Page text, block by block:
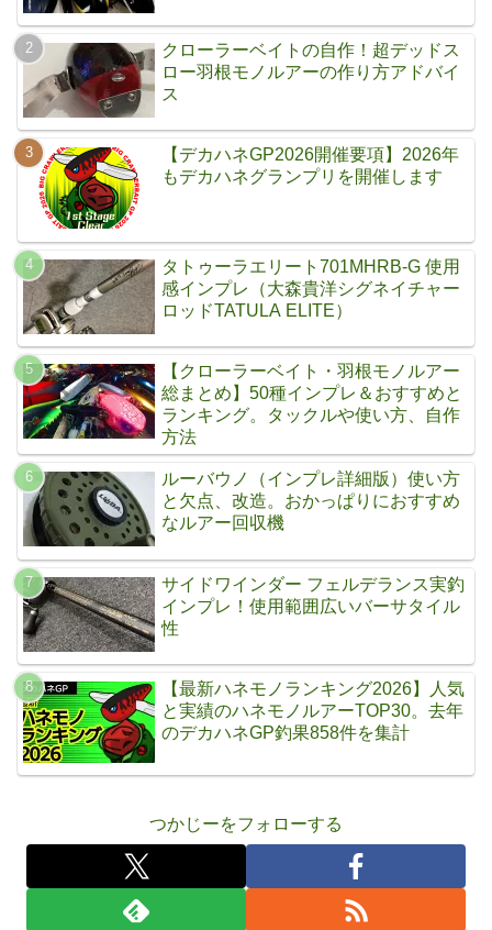
クローラーベイトの自作！超デッドス
ロー羽根モノルアーの作り方アドバイ
ス
【デカハネGP2026開催要項】2026年
もデカハネグランプリを開催します
タトゥーラエリート701MHRB-G 使用
感インプレ（大森貴洋シグネイチャー
ロッドTATULA ELITE）
【クローラーベイト・羽根モノルアー
総まとめ】50種インプレ＆おすすめと
ランキング。タックルや使い方、自作
方法
ルーバウノ（インプレ詳細版）使い方
と欠点、改造。おかっぱりにおすすめ
なルアー回収機
サイドワインダー フェルデランス実釣
インプレ！使用範囲広いバーサタイル
性
【最新ハネモノランキング2026】人気
と実績のハネモノルアーTOP30。去年
のデカハネGP釣果858件を集計
つかじーをフォローする